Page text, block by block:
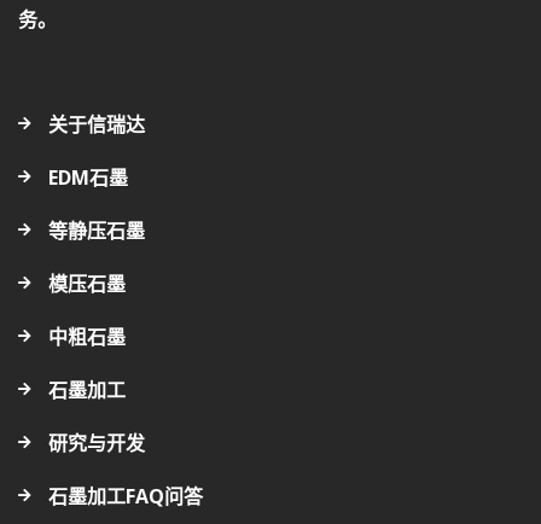
务。
关于信瑞达
EDM石墨
等静压石墨
模压石墨
中粗石墨
石墨加工
研究与开发
石墨加工FAQ问答